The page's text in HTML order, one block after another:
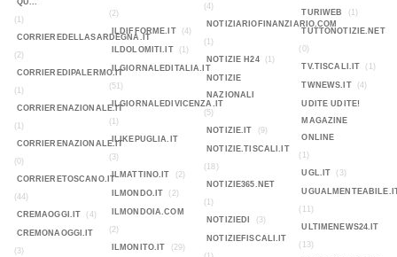
QU...
(1)
CORRIEREDELLASARDEGNA.IT
(2)
CORRIEREDIPALERMO.IT
(1)
CORRIERENAZIONALE.IT
(1)
CORRIERENAZIONALE.IT
(0)
CORRIERETOSCANO.IT
(44)
CREMAOGGI.IT
(4)
CREMONAOGGI.IT
(3)
(2)
ILDIFFORME.IT
(4)
ILDOLOMITI.IT (1)
ILGIORNALEDITALIA.IT
(51)
ILGIORNALEDIVICENZA.IT
(1)
ILIKEPUGLIA.IT
(3)
ILMATTINO.IT
(2)
ILMONDO.IT (2)
ILMONDOIA.COM
(2)
ILMONITO.IT
(29)
(4)
NOTIZIARIOFINANZIARIO.COM
(1)
NOTIZIE H24
(1)
NOTIZIE
NAZIONALI
(5)
NOTIZIE.IT
(9)
NOTIZIE.TISCALI.IT
(18)
NOTIZIE365.NET
(1)
NOTIZIEDI
(3)
NOTIZIEFISCALI.IT
TURIWEB
(1)
TUTTONOTIZIE.NET
(0)
TV.TISCALI.IT
(1)
TWNEWS.IT (4)
UDITE UDITE!
MAGAZINE
ONLINE
(1)
UGL.IT
(3)
(11)
ULTIMENEWS24.IT
(13)